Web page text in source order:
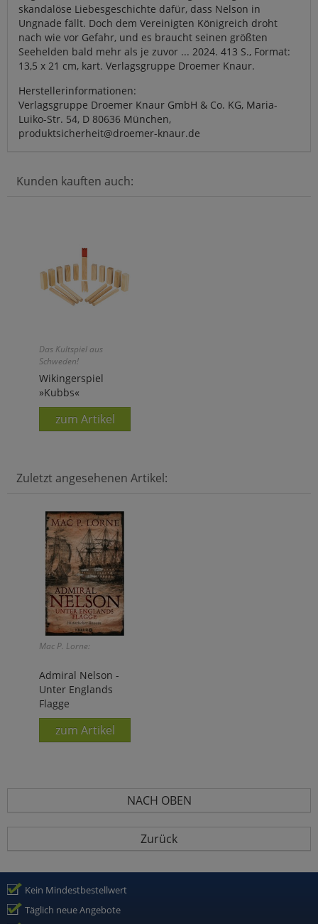
skandalöse Liebesgeschichte dafür, dass Nelson in
Ungnade fällt. Doch dem Vereinigten Königreich droht
nach wie vor Gefahr, und es braucht seinen größten
Seehelden bald mehr als je zuvor ... 2024. 413 S., Format:
13,5 x 21 cm, kart. Verlagsgruppe Droemer Knaur.
Herstellerinformationen:
Verlagsgruppe Droemer Knaur GmbH & Co. KG, Maria-
Luiko-Str. 54, D 80636 München,
produktsicherheit@droemer-knaur.de
Kunden kauften auch:
Das Kultspiel aus
Schweden!
Wikingerspiel
»Kubbs«
zum Artikel
Zuletzt angesehenen Artikel:
Mac P. Lorne:
Admiral Nelson -
Unter Englands
Flagge
zum Artikel
NACH OBEN
Zurück
Kein Mindestbestellwert
Täglich neue Angebote